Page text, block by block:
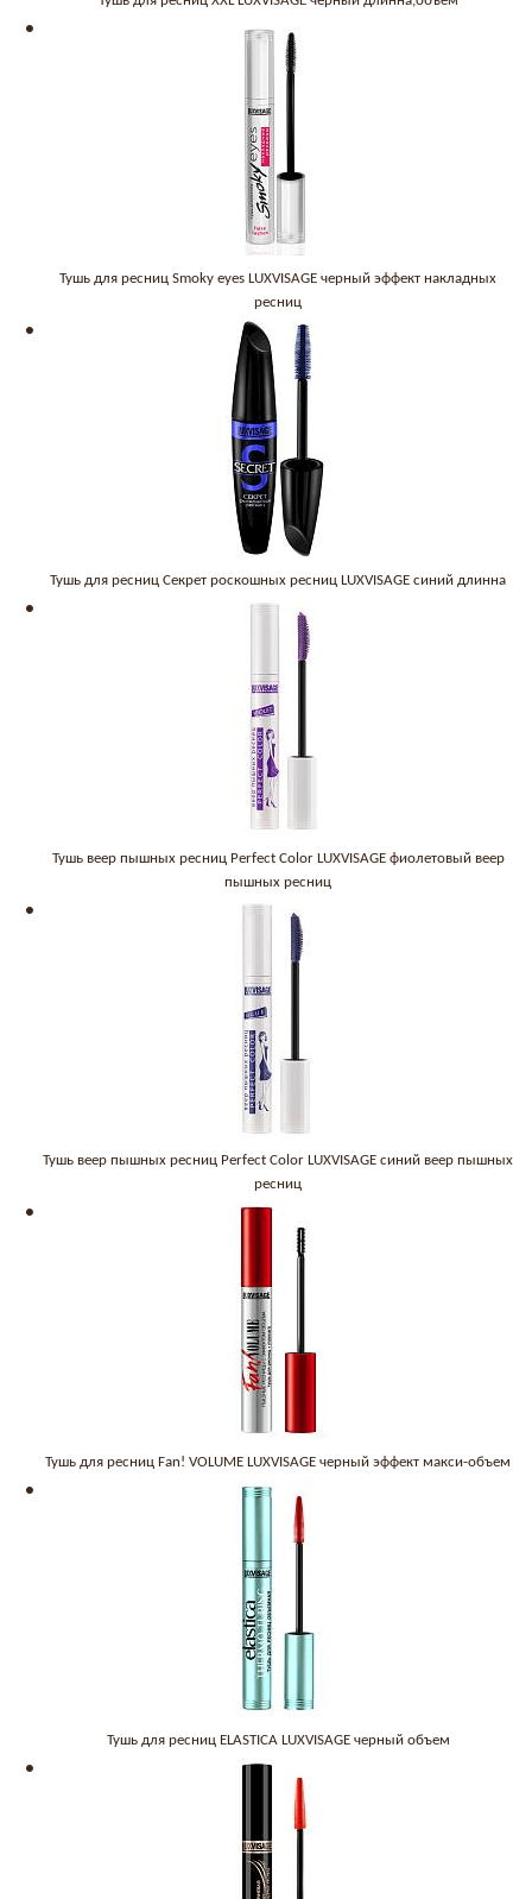
Тушь для ресниц Smoky eyes LUXVISAGE черный эффект накладных
ресниц
Тушь для ресниц Секрет роскошных ресниц LUXVISAGE синий длинна
Тушь веер пышных ресниц Perfect Color LUXVISAGE фиолетовый веер
пышных ресниц
Тушь веер пышных ресниц Perfect Color LUXVISAGE синий веер пышных
ресниц
Тушь для ресниц Fan! VOLUME LUXVISAGE черный эффект макси-объем
Тушь для ресниц ELASTICA LUXVISAGE черный объем